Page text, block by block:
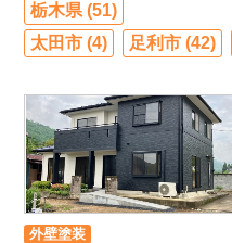
栃木県 (51)
太田市 (4)
足利市 (42)
外壁塗装